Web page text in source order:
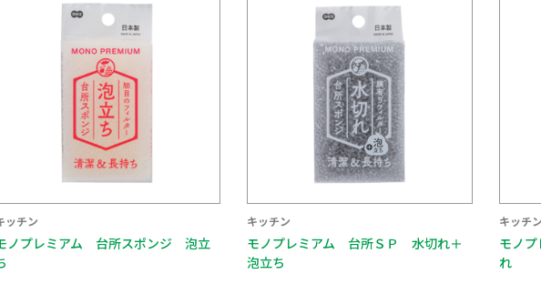
ッチン
ノプレミアム 台所ＳＰ 水切れ＋
立ち
キッチン
モノプレミアム 台所スポンジ 水切
れ
キッチン
泡キ